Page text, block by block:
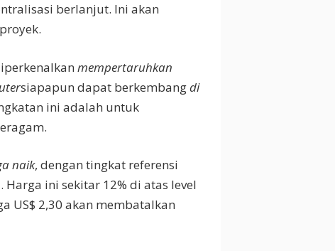
berlanjut. Ini akan
mempertaruhkan
siapapun dapat berkembangdi
ini adalah untuk
naik, dengan tingkat referensi
ini sekitar 12% di atas level
US$ 2,30 akan membatalkan